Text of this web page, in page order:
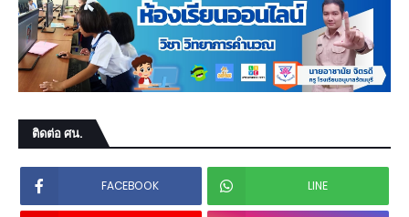
ติดต่อ ศน.
FACEBOOK LINE